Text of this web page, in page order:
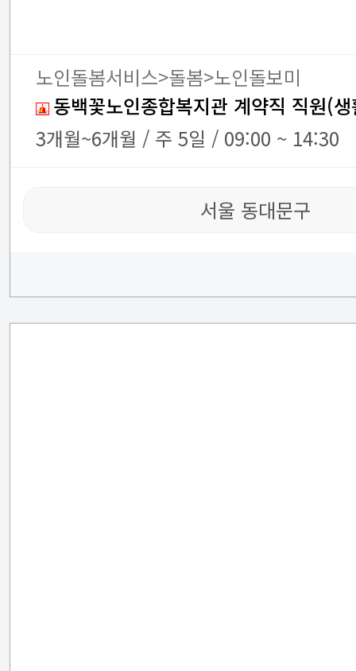
노인돌봄서비스>돌봄>노인돌보미
동백꽃노인종합복지관 계약직 직원(
3개월~6개월 / 주 5일 / 09:00 ~ 14:30
서울 동대문구